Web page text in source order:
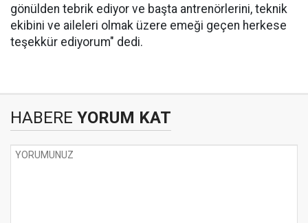
gönülden tebrik ediyor ve başta antrenörlerini, teknik
ekibini ve aileleri olmak üzere emeği geçen herkese
teşekkür ediyorum" dedi.
HABERE YORUM KAT